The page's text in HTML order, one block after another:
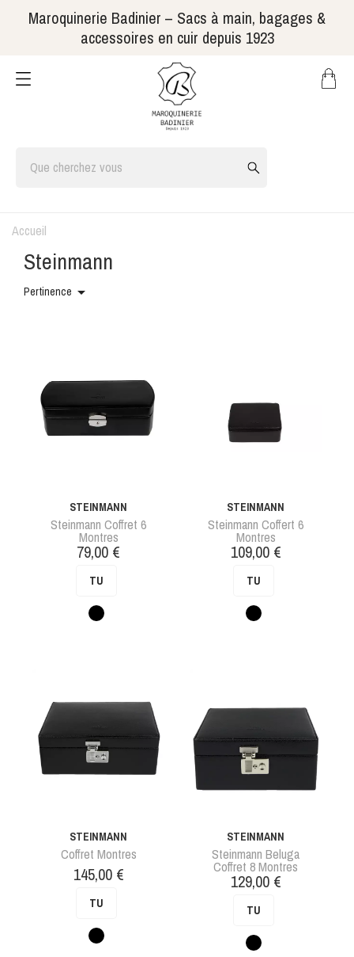
Maroquinerie Badinier – Sacs à main, bagages &
accessoires en cuir depuis 1923
Accueil
Steinmann
Pertinence 
STEINMANN
Steinmann Coffret 6
Montres
Prix
79,00 €
TU
Noir
STEINMANN
Steinmann Coffert 6
Montres
Prix
109,00 €
TU
Noir
STEINMANN
Coffret Montres
Prix
145,00 €
TU
Noir
STEINMANN
Steinmann Beluga
Coffret 8 Montres
Prix
129,00 €
TU
Noir